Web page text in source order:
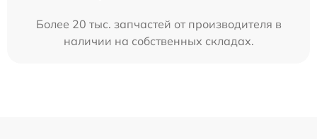
Более 20 тыс. запчастей от производителя в
наличии на собственных складах.